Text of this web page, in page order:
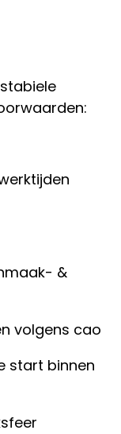
&
volgens cao
start binnen